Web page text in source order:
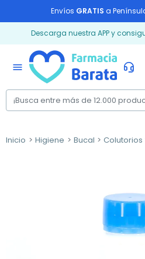
Envíos GRATIS a
Descarga nuestra APP y
menu
Inicio Higiene Bucal